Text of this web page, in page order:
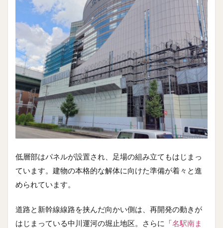
低層部はパネルが設置され、足場の組み立てもはじまっ
ています。建物の本格的な解体に向けた準備が着々と進
められています。
道路と新幹線線路を挟んだ向かい側は、再開発の動きが
はじまっている中川運河の堀止地区。さらに「名駅南ま